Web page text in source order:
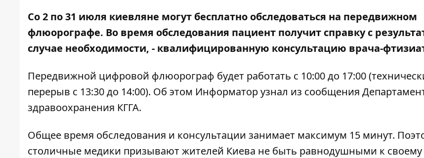
Со 2 по 31 июля киевляне могут бесплатно обследоваться на передвижном
флюорографе. Во время обследования пациент получит справку с
случае необходимости, - квалифицированную консультацию врача-
Передвижной цифровой флюорограф будет работать с 10:00 до 17:00
перерыв с 13:30 до 14:00). Об этом Информаторузнал из сообщения
здравоохранения КГГА.
Общее время обследования и консультации занимает максимум 15 минут.
столичные медики призывают жителей Киева не быть равнодушными к